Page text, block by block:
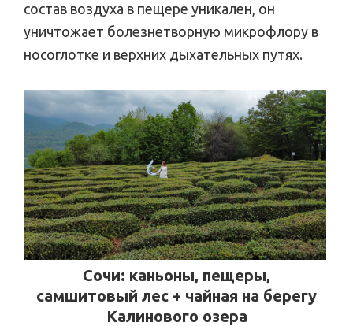
состав воздуха в пещере уникален, он
уничтожает болезнетворную микрофлору в
носоглотке и верхних дыхательных путях.
Сочи: каньоны, пещеры,
самшитовый лес + чайная на берегу
Калинового озера